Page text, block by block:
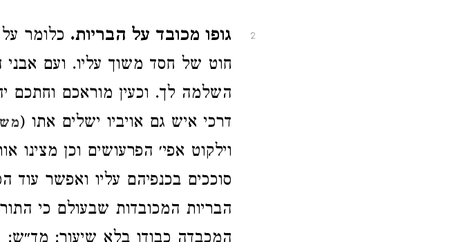
2 גופו מכובד על הבריות. כלומר
חוט של חסד משוך עליו. ועם
השלמה לך. וכעין מוראכם וחתכם
דרכי איש גם אויביו ישלים אתו (
וילקוט אפי׳ הפרעושים וכן מצינו
סוככים בכנפיהם עליו ואפשר עוד
הבריות המכובדות שבעולם כי